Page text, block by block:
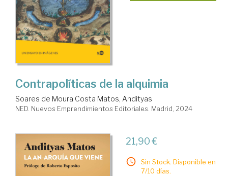
Contrapolíticas de la alquimia
Soares de Moura Costa Matos, Andityas
NED. Nuevos Emprendimientos Editoriales. Madrid, 2024
21,90 €
Sin Stock. Disponible en
7/10 días.